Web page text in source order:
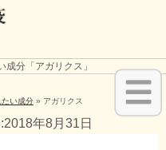
分「アガリクス」
たい成分 » アガリクス
年8月31日